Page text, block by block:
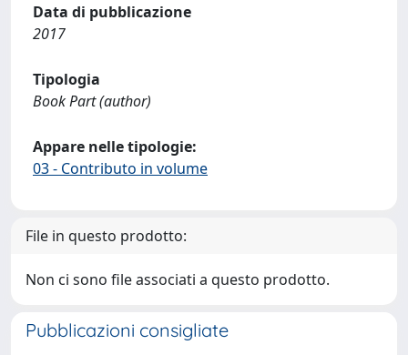
Data di pubblicazione
2017
Tipologia
Book Part (author)
Appare nelle tipologie:
03 - Contributo in volume
File in questo prodotto:
Non ci sono file associati a questo prodotto.
Pubblicazioni consigliate